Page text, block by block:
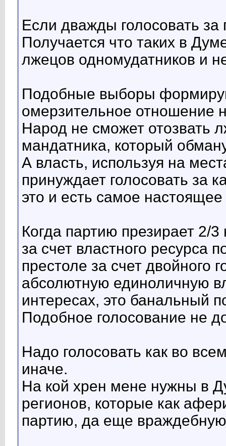
Если дважды голосовать
Получается что таких в
лжецов одномудатников и
Подобные выборы
омерзительное отношение
Народ не сможет отозвать
мандатника, который
А власть, используя на
принуждает голосовать за
это и есть самое
Когда партию презирает 2/
за счет властного ресурса
престоле за счет двойного
абсолютную единоличную
интересах, это банальный
Подобное голосование не
Надо голосовать как во
иначе.
На кой хрен мене нужны в
регионов, которые как
партию, да еще